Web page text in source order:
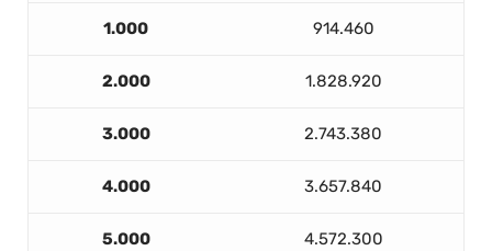
1.000 914.460
2.000 1.828.920
3.000 2.743.380
4.000 3.657.840
5.000 4.572.300